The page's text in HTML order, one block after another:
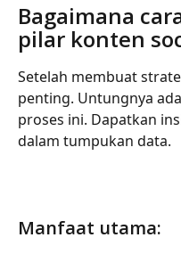
Bagaimana
pilar konten
Setelah membuat
penting. Untungnya
proses ini. Dapatkan
dalam tumpukan data.
Manfaat utama: